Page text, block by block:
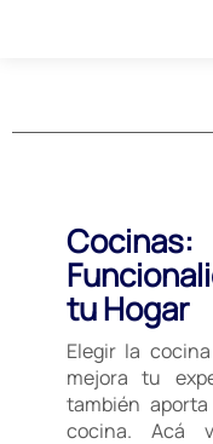
tu Hogar
Elegir la
mejora tu
también
cocina. Acá